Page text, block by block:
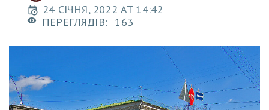
24 СІЧНЯ, 2022 AT 14:42
ПЕРЕГЛЯДІВ: 163